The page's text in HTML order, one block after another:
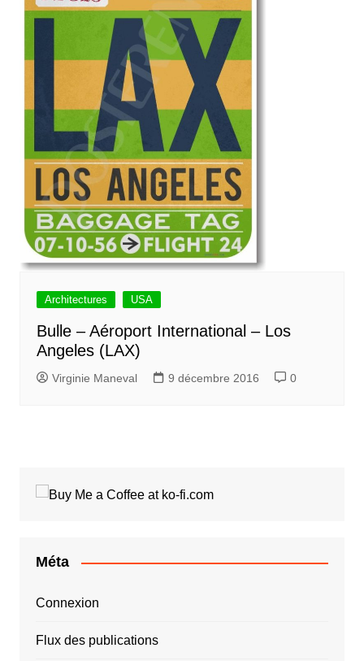
Architectures USA
Bulle – Aéroport International – Los
Angeles (LAX)
Virginie Maneval 9 décembre 2016 0
Méta
Connexion
Flux des publications